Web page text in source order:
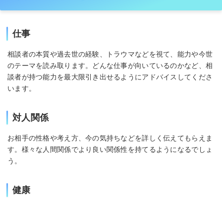
仕事
相談者の本質や過去世の経験、トラウマなどを視て、能力や今世
のテーマを読み取ります。どんな仕事が向いているのかなど、相
談者が持つ能力を最大限引き出せるようにアドバイスしてくださ
います。
対人関係
お相手の性格や考え方、今の気持ちなどを詳しく伝えてもらえま
す。様々な人間関係でより良い関係性を持てるようになるでしょ
う。
健康